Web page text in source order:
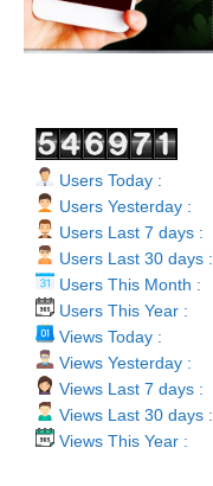
Users Today :
Users Yesterday :
Users Last 7 days :
Users Last 30 days :
Users This Month :
Users This Year :
Views Today :
Views Yesterday :
Views Last 7 days :
Views Last 30 days :
Views This Year :